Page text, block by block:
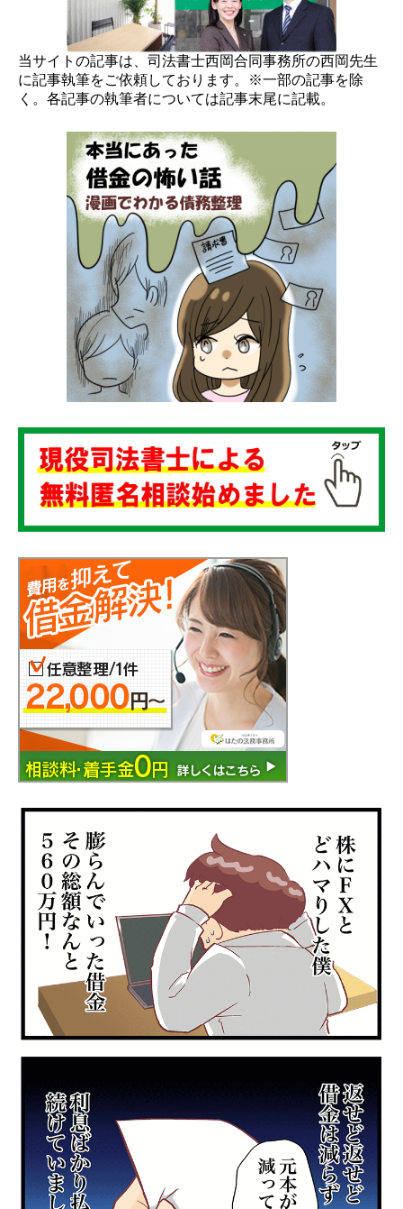
当サイトの記事は、司法書士西岡合同事務所の西岡先生
に記事執筆をご依頼しております。※一部の記事を除
く。各記事の執筆者については記事末尾に記載。